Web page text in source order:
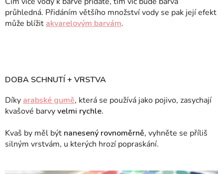
průhledná. Přidáním většího množství vody se pak její efekt
může blížit akvarelovým barvám.
DOBA SCHNUTÍ + VRSTVA
Díky arabské gumě, která se používá jako pojivo, zasychají
kvašové barvyvelmi rychle.
Kvaš by měl být nanesený rovnoměrně, vyhněte se příliš
silným vrstvám, u kterých hrozí popraskání.